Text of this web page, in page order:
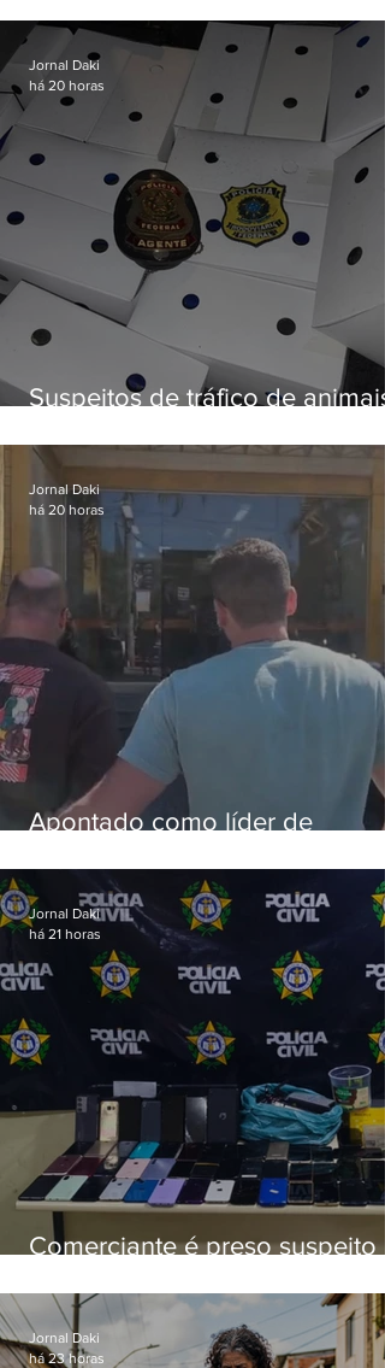
Fluminense
Suspeitos de tráfico de animais
aves
Jornal Daki
há 20 horas
Apontado como líder de
aposentados é preso
Jornal Daki
há 20 horas
Comerciante é preso suspeito
loja
Jornal Daki
há 21 horas
Jornal Daki
há 23 horas